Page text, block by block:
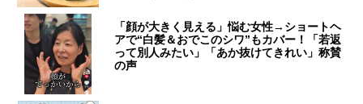
「顔が大きく見える」悩む女性→ショートヘ
アで“白髪＆おでこのシワ”もカバー！「若返
って別人みたい」「あか抜けてきれい」称賛
の声